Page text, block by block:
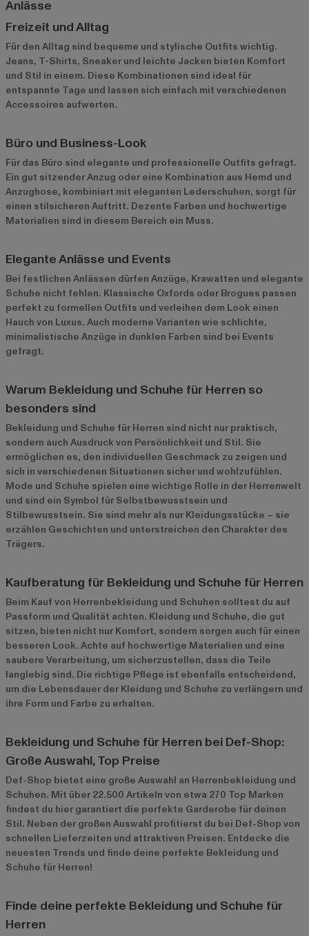
Anlässe
Freizeit und Alltag
Für den Alltag sind bequeme und stylische Outfits wichtig.
Jeans, T-Shirts, Sneaker und leichte Jacken bieten Komfort
und Stil in einem. Diese Kombinationen sind ideal für
entspannte Tage und lassen sich einfach mit verschiedenen
Accessoires aufwerten.
Büro und Business-Look
Für das Büro sind elegante und professionelle Outfits gefragt.
Ein gut sitzender Anzug oder eine Kombination aus Hemd und
Anzughose, kombiniert mit eleganten Lederschuhen, sorgt für
einen stilsicheren Auftritt. Dezente Farben und hochwertige
Materialien sind in diesem Bereich ein Muss.
Elegante Anlässe und Events
Bei festlichen Anlässen dürfen Anzüge, Krawatten und elegante
Schuhe nicht fehlen. Klassische Oxfords oder Brogues passen
perfekt zu formellen Outfits und verleihen dem Look einen
Hauch von Luxus. Auch moderne Varianten wie schlichte,
minimalistische Anzüge in dunklen Farben sind bei Events
gefragt.
Warum Bekleidung und Schuhe für Herren so
besonders sind
Bekleidung und Schuhe für Herren sind nicht nur praktisch,
sondern auch Ausdruck von Persönlichkeit und Stil. Sie
ermöglichen es, den individuellen Geschmack zu zeigen und
sich in verschiedenen Situationen sicher und wohlzufühlen.
Mode und Schuhe spielen eine wichtige Rolle in der Herrenwelt
und sind ein Symbol für Selbstbewusstsein und
Stilbewusstsein. Sie sind mehr als nur Kleidungsstücke – sie
erzählen Geschichten und unterstreichen den Charakter des
Trägers.
Kaufberatung für Bekleidung und Schuhe für Herren
Beim Kauf von Herrenbekleidung und Schuhen solltest du auf
Passform und Qualität achten. Kleidung und Schuhe, die gut
sitzen, bieten nicht nur Komfort, sondern sorgen auch für einen
besseren Look. Achte auf hochwertige Materialien und eine
saubere Verarbeitung, um sicherzustellen, dass die Teile
langlebig sind. Die richtige Pflege ist ebenfalls entscheidend,
um die Lebensdauer der Kleidung und Schuhe zu verlängern und
ihre Form und Farbe zu erhalten.
Bekleidung und Schuhe für Herren bei Def-Shop:
Große Auswahl, Top Preise
Def-Shop bietet eine große Auswahl an Herrenbekleidung und
Schuhen. Mit über 22.500 Artikeln von etwa 270 Top Marken
findest du hier garantiert die perfekte Garderobe für deinen
Stil. Neben der großen Auswahl profitierst du bei Def-Shop von
schnellen Lieferzeiten und attraktiven Preisen. Entdecke die
neuesten Trends und finde deine perfekte Bekleidung und
Schuhe für Herren!
Finde deine perfekte Bekleidung und Schuhe für
Herren